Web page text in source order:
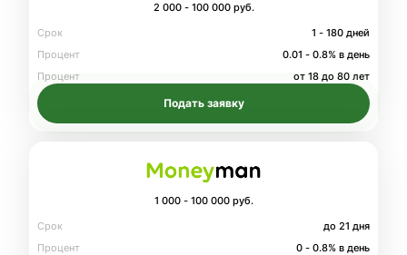
2 000 - 100 000 руб.
Срок
1 - 180 дней
Процент
0.01 - 0.8% в день
Процент
от 18 до 80 лет
Подать заявку
1 000 - 100 000 руб.
Срок
до 21 дня
Процент
0 - 0.8% в день